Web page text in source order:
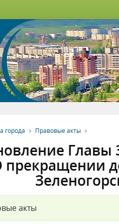
города Правовые акты
Главы
прекращении
акты